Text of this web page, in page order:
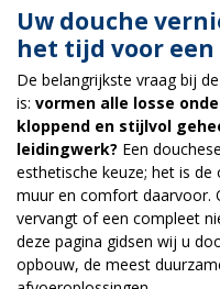
Uw douche
het tijd voor
De belangrijkste vraag bij
is: vormen alle losse
kloppend en stijlvol
leidingwerk? Een
esthetische keuze; het is
muur en comfort daarvoor.
vervangt of een compleet
deze pagina gidsen wij u
opbouw, de meest